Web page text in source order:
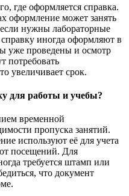
где оформляется справка.
оформление может занять
нужны лабораторные
иногда оформляют в
уже проведены и осмотр
потребовать
увеличивает срок.
для работы и учебы?
временной
пропуска занятий.
используют её для учета
посещений. Для
требуется штамп или
что документ